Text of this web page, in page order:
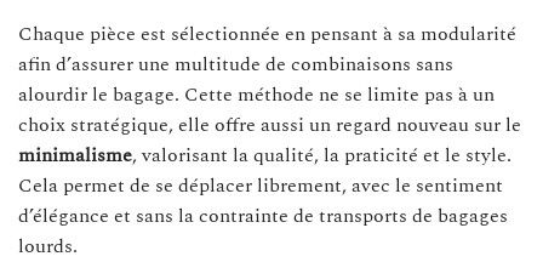
Chaque pièce est sélectionnée en pensant à sa modularité
afin d’assurer une multitude de combinaisons sans
alourdir le bagage. Cette méthode ne se limite pas à un
choix stratégique, elle offre aussi un regard nouveau sur le
minimalisme, valorisant la qualité, la praticité et le style.
Cela permet de se déplacer librement, avec le sentiment
d’élégance et sans la contrainte de transports de bagages
lourds.